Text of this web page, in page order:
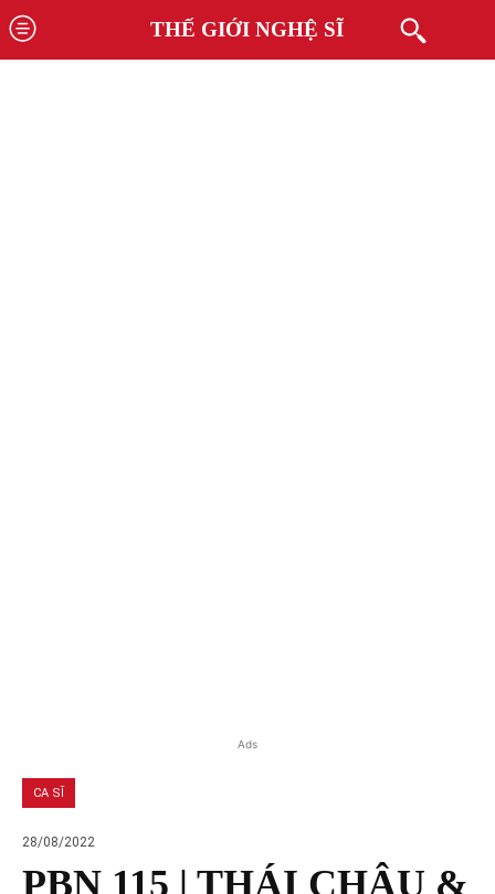
THẾ GIỚI NGHỆ SĨ
Ads
CA SĨ
28/08/2022
PBN 115 | THÁI CHÂU &